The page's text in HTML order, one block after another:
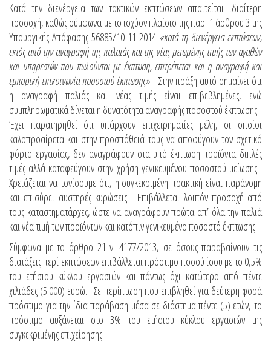
Κατά την διενέργεια των τακτικών εκπτώσεων απαιτείται ιδιαίτερη
προσοχή, καθώς σύμφωνα με το ισχύον πλαίσιο της παρ. 1 άρθρου 3 της
Υπουργικής Απόφασης 56885/10-11-2014 «κατά τη διενέργεια εκπτώσεων,
εκτός από την αναγραφή της παλαιάς και της νέας μειωμένης τιμής των αγαθών
και υπηρεσιών που πωλούνται με έκπτωση, επιτρέπεται και η αναγραφή και
εμπορική επικοινωνία ποσοστού έκπτωσης». Στην πράξη αυτό σημαίνει ότι
η αναγραφή παλιάς και νέας τιμής είναι επιβεβλημένες, ενώ
συμπληρωματικά δίνεται η δυνατότητα αναγραφής ποσοστού έκπτωσης.
Έχει παρατηρηθεί ότι υπάρχουν επιχειρηματίες μέλη, οι οποίοι
καλοπροαίρετα και στην προσπάθειά τους να αποφύγουν τον σχετικό
φόρτο εργασίας, δεν αναγράφουν στα υπό έκπτωση προϊόντα διπλές
τιμές αλλά καταφεύγουν στην χρήση γενικευμένου ποσοστού μείωσης.
Χρειάζεται να τονίσουμε ότι, η συγκεκριμένη πρακτική είναι παράνομη
και επισύρει αυστηρές κυρώσεις. Επιβάλλεται λοιπόν προσοχή από
τους καταστηματάρχες, ώστε να αναγράφουν πρώτα απ’ όλα την παλιά
και νέα τιμή των προϊόντων και κατόπιν γενικευμένο ποσοστό έκπτωσης.
Σύμφωνα με το άρθρο 21 ν. 4177/2013, σε όσους παραβαίνουν τις
διατάξεις περί εκπτώσεων επιβάλλεται πρόστιμο ποσού ίσου με το 0,5%
του ετήσιου κύκλου εργασιών και πάντως όχι κατώτερο από πέντε
χιλιάδες (5.000) ευρώ. Σε περίπτωση που επιβληθεί για δεύτερη φορά
πρόστιμο για την ίδια παράβαση μέσα σε διάστημα πέντε (5) ετών, το
πρόστιμο αυξάνεται στο 3% του ετήσιου κύκλου εργασιών της
συγκεκριμένης επιχείρησης.